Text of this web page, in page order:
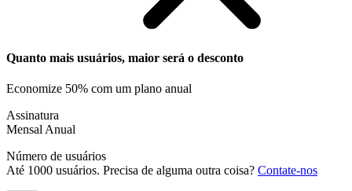
Quanto mais usuários, maior será o desconto
Economize 50% com um plano anual
Assinatura
Mensal Anual
Número de usuários
Até 1000 usuários. Precisa de alguma outra coisa? Contate-nos